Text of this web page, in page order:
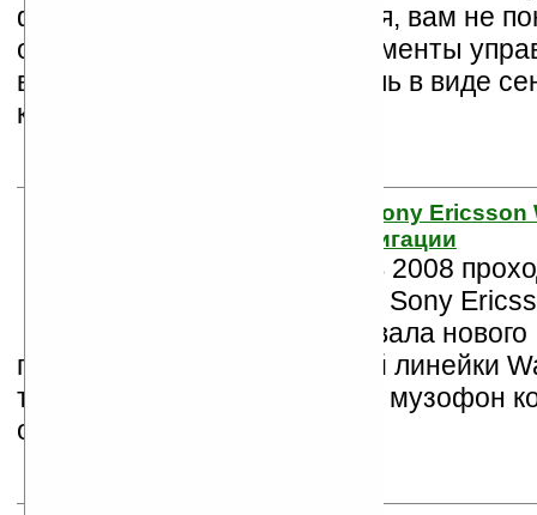
функциями воспроизведения, вам не
открывать телефон, все элементы
вынесены на лицевую панель в виде
клавиш
17. Музыкальный Sony Ericsson
функцией GPS-навигации
На выставке CES 2008
Вегасе, компания Sony
продемонстрировала нового
представителя музыкальной линейки
телефон W760i. Это первый музофон
оснащенный GPS-модулем.